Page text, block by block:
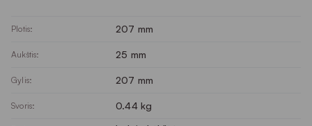
Plotis: 207 mm
Aukštis: 25 mm
Gylis: 207 mm
Svoris: 0.44 kg